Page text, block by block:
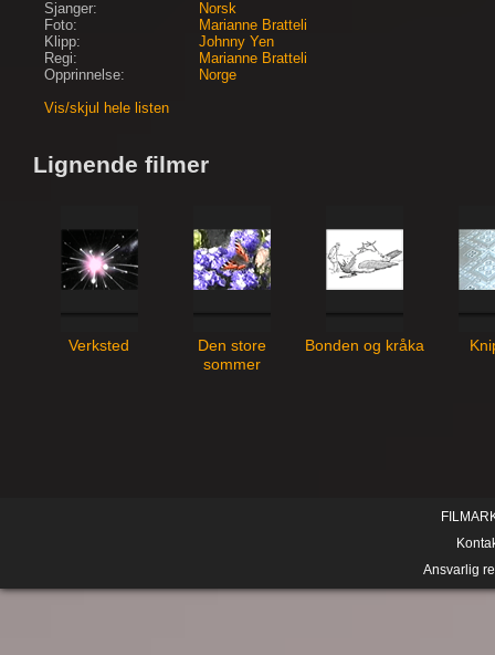
Sjanger:
Norsk
Foto:
Marianne Bratteli
Klipp:
Johnny Yen
Regi:
Marianne Bratteli
Opprinnelse:
Norge
Vis/skjul hele listen
Lignende filmer
Verksted
Den store
sommer
Bonden og kråka
Ansvarlig